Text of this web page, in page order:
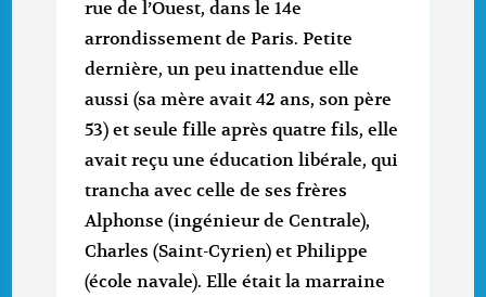
rue de l’Ouest, dans le 14e
arrondissement de Paris. Petite
dernière, un peu inattendue elle
aussi (sa mère avait 42 ans, son père
53) et seule fille après quatre fils, elle
avait reçu une éducation libérale, qui
trancha avec celle de ses frères
Alphonse (ingénieur de Centrale),
Charles (Saint-Cyrien) et Philippe
(école navale). Elle était la marraine